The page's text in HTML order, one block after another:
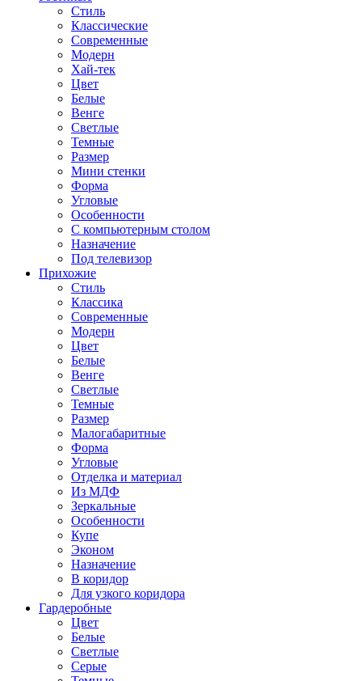
Стиль
Классические
Современные
Модерн
Хай-тек
Цвет
Белые
Венге
Светлые
Темные
Размер
Мини стенки
Форма
Угловые
Особенности
С компьютерным столом
Назначение
Под телевизор
Прихожие
Стиль
Классика
Современные
Модерн
Цвет
Белые
Венге
Светлые
Темные
Размер
Малогабаритные
Форма
Угловые
Отделка и материал
Из МДФ
Зеркальные
Особенности
Купе
Эконом
Назначение
В коридор
Для узкого коридора
Гардеробные
Цвет
Белые
Светлые
Серые